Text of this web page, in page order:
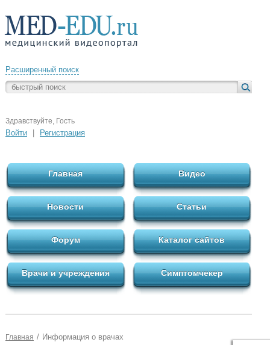
Расширенный поиск
Здравствуйте, Гость
Войти Регистрация
Главная Видео
Новости Статьи
Форум Каталог сайтов
Врачи и учреждения Симптомчекер
Главная / Информация о врачах